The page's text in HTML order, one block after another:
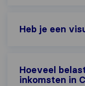
Heb je een
Hoeveel
inkomsten in